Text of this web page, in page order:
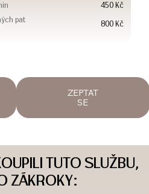
450 Kč
pat
800 Kč
ZEPTAT
SE
TUTO SLUŽBU,
ZÁKROKY: